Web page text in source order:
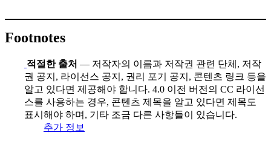
Footnotes
적절한 출처 — 저작자의 이름과 저작권 관련 단체, 저작
권 공지, 라이선스 공지, 권리 포기 공지, 콘텐츠 링크 등을
알고 있다면 제공해야 합니다. 4.0 이전 버전의 CC 라이선
스를 사용하는 경우, 콘텐츠 제목을 알고 있다면 제목도
표시해야 하며, 기타 조금 다른 사항들이 있습니다.
추가 정보